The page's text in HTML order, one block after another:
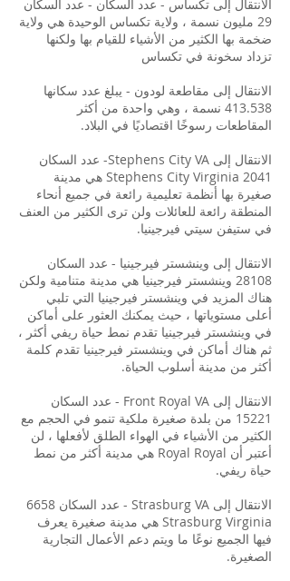
الانتقال إلى تكساس - عدد السكان - عدد السكان
29 مليون نسمة ، ولاية تكساس الوحيدة هي ولاية
ضخمة بها الكثير من الأشياء للقيام بها ولكنها
تزداد سخونة في تكساس
الانتقال إلى مقاطعة لودون - يبلغ عدد سكانها
413.538 نسمة ، وهي واحدة من أكثر
المقاطعات رسوخًا اقتصاديًا في البلاد.
الانتقال إلى Stephens City VA- عدد السكان
2041 Stephens City Virginia هي مدينة
صغيرة بها أنظمة تعليمية رائعة في جميع أنحاء
المنطقة رائعة للعائلات ولن ترى الكثير من العنف
في ستيفن سيتي فيرجينيا.
الانتقال إلى وينشستر فيرجينيا - عدد السكان
28108 وينشستر فيرجينيا هي مدينة متنامية ولكن
هناك المزيد في وينشستر فيرجينيا التي تلبي
أعلى مستوياتها ، حيث يمكنك العثور على أماكن
في وينشستر فيرجينيا تقدم نمط حياة ريفي أكثر ،
ثم هناك أماكن في وينشستر فيرجينيا تقدم كلمة
أكثر من مدينة أسلوب الحياة.
الانتقال إلى Front Royal VA - عدد السكان
15221 من بلدة صغيرة ملكية تنمو في الحجم مع
الكثير من الأشياء في الهواء الطلق لأفعلها ، لن
أعتبر أن Royal Royal هي مدينة أكثر من نمط
حياة ريفي.
الانتقال إلى Strasburg VA - عدد السكان 6658
Strasburg Virginia هي مدينة صغيرة يعرف
فيها الجميع نوعًا ما ويتم دعم الأعمال التجارية
الصغيرة.